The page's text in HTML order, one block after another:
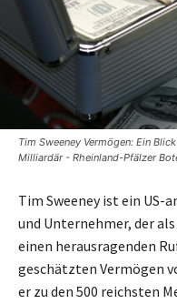
Tim Sweeney Vermögen: Ein
Milliardär - Rheinland-Pfälzer
Tim Sweeney ist ein
und Unternehmer, der als
einen herausragenden
geschätzten Vermögen
er zu den 500 reichsten